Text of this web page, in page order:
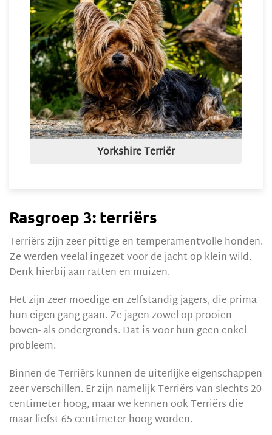
Yorkshire Terriër
Rasgroep 3: terriërs
Terriërs zijn zeer pittige en temperamentvolle honden.
Ze werden veelal ingezet voor de jacht op klein wild.
Denk hierbij aan ratten en muizen.
Het zijn zeer moedige en zelfstandig jagers, die prima
hun eigen gang gaan. Ze jagen zowel op prooien
boven- als ondergronds. Dat is voor hun geen enkel
probleem.
Binnen de Terriërs kunnen de uiterlijke eigenschappen
zeer verschillen. Er zijn namelijk Terriërs van slechts 20
centimeter hoog, maar we kennen ook Terriërs die
maar liefst 65 centimeter hoog worden.